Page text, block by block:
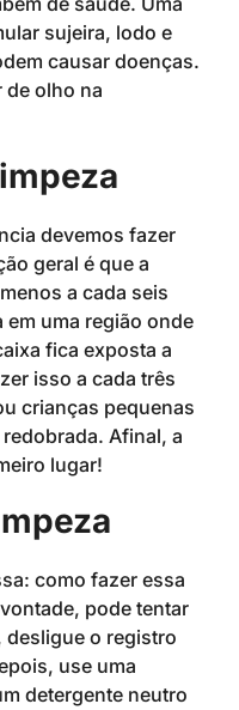
sujeira, lodo e
causar doenças.
de olho na
devemos fazer
geral é que a
a cada seis
em uma região onde
fica exposta a
isso a cada três
crianças pequenas
Afinal, a
lugar!
como fazer essa
pode tentar
o registro
use uma
detergente neutro